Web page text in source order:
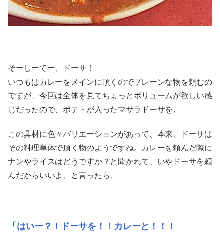
そーしーてー、ドーサ！
いつもはカレーをメインに頂くのでプレーンな物を頼むの
ですが、今回は全体を見てちょっとボリュームが欲しい感
じだったので、ポテトが入ったマサラドーサを。
この具材に色々バリエーションがあって、本来、ドーサは
その料理単体で頂く物のようですね。カレーを頼んだ際に
ナンやライスはどうですか？と聞かれて、いやドーサを頼
んだからいいよ、と言ったら、
「はいー？！ドーサを！！カレーと！！！